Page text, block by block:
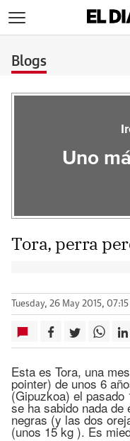
Blogs
Uno
Tora, perra
Tuesday, 26 May 2015, 07:15
Esta es Tora, una
pointer) de unos 6
(Gipuzkoa) el
se ha sabido nada
negras (y las dos
(unos 15 kg ). Es